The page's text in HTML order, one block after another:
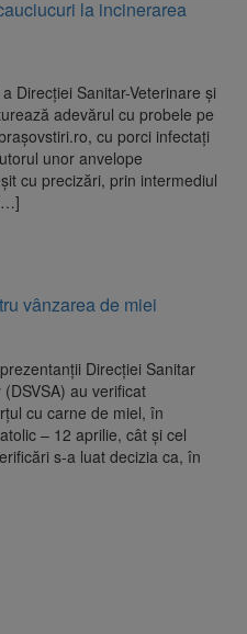
la incinerarea
Direcției Sanitar-Veterinare și
adevărul cu probele pe
cu porci infectați
unor anvelope
cu precizări, prin intermediul
vânzarea de miei
Direcției Sanitar
au verificat
cu carne de miel, în
– 12 aprilie, cât și cel
s-a luat decizia ca, în